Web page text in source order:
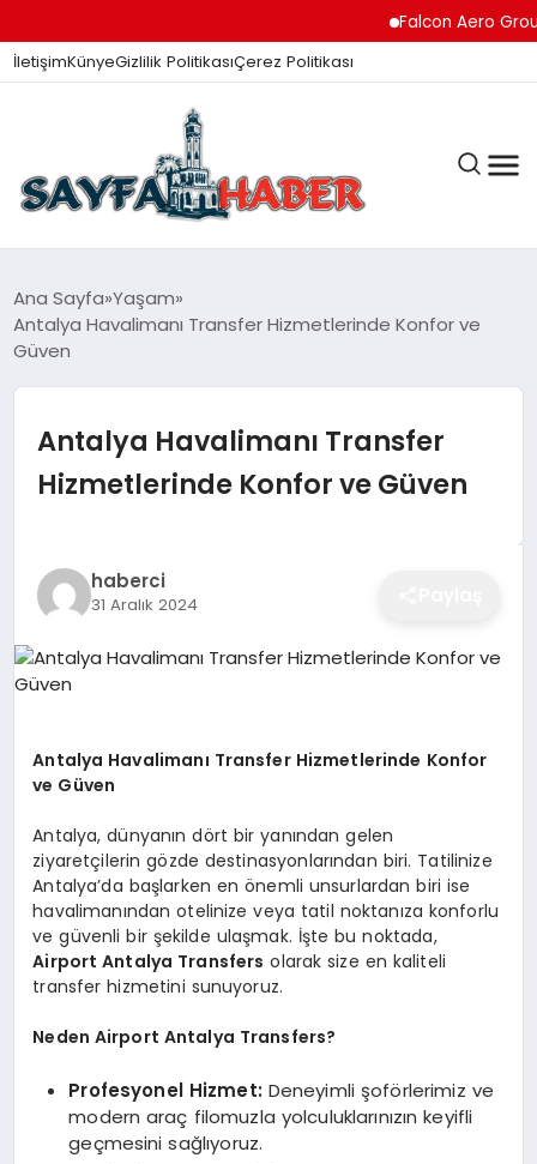
Falcon Aero
İletişimKünyeGizlilik PolitikasıÇerez Politikası
ANA SAYFA
GÜNDEM
İZMIR HABERLERI
EKONOMI
SPOR
YAŞAM
Ana Sayfa Yaşam
Antalya Havalimanı Transfer Hizmetlerinde Konfor ve
Güven
Antalya Havalimanı Transfer
Hizmetlerinde Konfor ve Güven
haberci
31 Aralık 2024
Antalya Havalimanı Transfer Hizmetlerinde Konfor
ve Güven
Antalya, dünyanın dört bir yanından gelen
ziyaretçilerin gözde destinasyonlarından biri. Tatilinize
Antalya’da başlarken en önemli unsurlardan biri ise
havalimanından otelinize veya tatil noktanıza konforlu
ve güvenli bir şekilde ulaşmak. İşte bu noktada,
Airport Antalya Transfers olarak size en kaliteli
transfer hizmetini sunuyoruz.
Neden Airport Antalya Transfers?
Profesyonel Hizmet: Deneyimli şoförlerimiz ve
modern araç filomuzla yolculuklarınızın keyifli
geçmesini sağlıyoruz.